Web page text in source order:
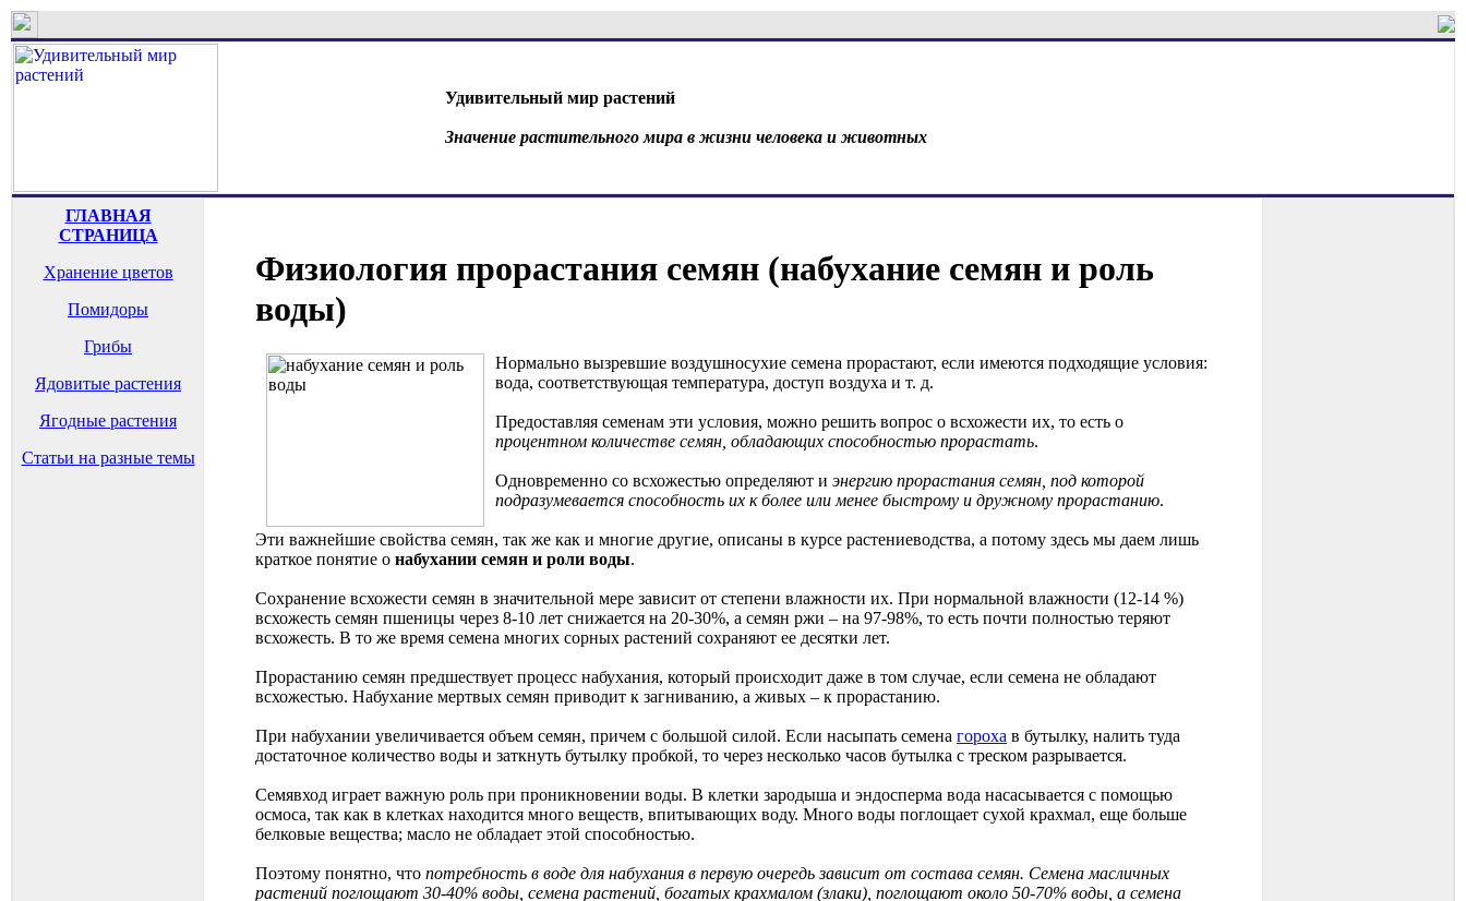
Удивительный мир растений
Значение растительного мира в жизни человека и животных
ГЛАВНАЯ
СТРАНИЦА
Хранение цветов
Помидоры
Грибы
Ядовитые растения
Ягодные растения
Статьи на разные темы
Физиология прорастания семян (набухание семян и роль
воды)
Нормально вызревшие воздушносухие семена прорастают, если имеются подходящие условия:
вода, соответствующая температура, доступ воздуха и т. д.
Предоставляя семенам эти условия, можно решить вопрос о всхожести их, то есть о
процентном количестве семян, обладающих способностью прорастать.
Одновременно со всхожестью определяют и энергию прорастания семян, под которой
подразумевается способность их к более или менее быстрому и дружному прорастанию.
Эти важнейшие свойства семян, так же как и многие другие, описаны в курсе растениеводства, а потому здесь мы даем лишь
краткое понятие о набухании семян и роли воды.
Сохранение всхожести семян в значительной мере зависит от степени влажности их. При нормальной влажности (12-14 %)
всхожесть семян пшеницы через 8-10 лет снижается на 20-30%, а семян ржи – на 97-98%, то есть почти полностью теряют
всхожесть. В то же время семена многих сорных растений сохраняют ее десятки лет.
Прорастанию семян предшествует процесс набухания, который происходит даже в том случае, если семена не обладают
всхожестью. Набухание мертвых семян приводит к загниванию, а живых – к прорастанию.
При набухании увеличивается объем семян, причем с большой силой. Если насыпать семена гороха в бутылку, налить туда
достаточное количество воды и заткнуть бутылку пробкой, то через несколько часов бутылка с треском разрывается.
Семявход играет важную роль при проникновении воды. В клетки зародыша и эндосперма вода насасывается с помощью
осмоса, так как в клетках находится много веществ, впитывающих воду. Много воды поглощает сухой крахмал, еще больше
белковые вещества; масло не обладает этой способностью.
Поэтому понятно, что потребность в воде для набухания в первую очередь зависит от состава семян. Семена масличных
растений поглощают 30-40% воды, семена растений, богатых крахмалом (злаки), поглощают около 50-70% воды, а семена